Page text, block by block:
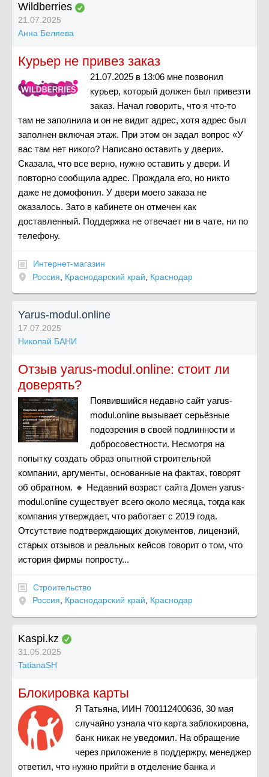
Wildberries
21.07.2025
Анна Беляева
Курьер не привез заказ
21.07.2025 в 13:06 мне позвонил
курьер, который должен был привезти
заказ. Начал говорить, что я что-то
там не заполнила и он не видит адрес, хотя адрес был
заполнен включая этаж. При этом он задал вопрос «У
вас там нет никого? Написано оставить у двери».
Сказала, что все верно, нужно оставить у двери. И
повторно сообщила адрес. Прождала его, но никто
даже не домофонил. У двери моего заказа не
оказалось. Зато в кабинете он отмечен как
доставленный. Поддержка не отвечает ни в чате, ни по
телефону.
Интернет-магазин
Россия
Краснодарский край Краснодар
Yarus-modul.online
17.07.2025
Николай БАНИ
Отзыв yarus-modul.online: стоит ли
доверять?
Появившийся недавно сайт yarus-
modul.online вызывает серьёзные
подозрения в своей подлинности и
добросовестности. Несмотря на
попытку создать образ опытной строительной
компании, аргументы, основанные на фактах, говорят
об обратном. 🔸 Недавний возраст сайта Домен yarus-
modul.online существует всего около месяца, тогда как
компания утверждает, что работает с 2019 года.
Отсутствие подтверждающих документов, лицензий,
старых отзывов и реальных кейсов говорит о том, что
история фирмы попросту...
Строительство
Россия, Краснодарский край, Краснодар
Kaspi.kz
31.05.2025
TatianaSH
Блокировка карты
Я Татьяна, ИИН 700112400636, 30 мая
случайно узнала что карта заблокировна,
банк никак не уведомил. На обращение
через приложение в поддержру, менеджер
ответил, что нужно прийти в отделение банка и